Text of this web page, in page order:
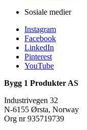
Sosiale medier
Instagram
Facebook
LinkedIn
Pinterest
YouTube
Bygg 1 Produkter AS
Industrivegen 32
N-6155 Ørsta, Norway
Org nr 935719739